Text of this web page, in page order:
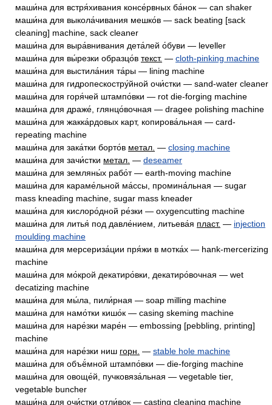
маши́на для встря́хивания консе́рвных ба́нок — can shaker
маши́на для выкола́чивания мешко́в — sack beating [sack
cleaning] machine, sack cleaner
маши́на для выра́внивания дета́лей о́буви — leveller
маши́на для вы́резки образцо́в текст. — cloth-pinking machine
маши́на для выстила́ния та́ры — lining machine
маши́на для гидропескостру́йной очи́стки — sand-water cleaner
маши́на для горя́чей штампо́вки — rot die-forging machine
маши́на для драже́, глянцо́вочная — dragee polishing machine
маши́на для жакка́рдовых карт, копирова́льная — card-
repeating machine
маши́на для зака́тки борто́в метал. — closing machine
маши́на для зачи́стки метал. — deseamer
маши́на для земляны́х рабо́т — earth-moving machine
маши́на для караме́льной ма́ссы, промина́льная — sugar
mass kneading machine, sugar mass kneader
маши́на для кислоро́дной ре́зки — oxygencutting machine
маши́на для литья́ под давле́нием, литьева́я пласт. — injection
moulding machine
маши́на для мерсериза́ции пря́жи в мотка́х — hank-mercerizing
machine
маши́на для мо́крой декатиро́вки, декатиро́вочная — wet
decatizing machine
маши́на для мы́ла, пили́рная — soap milling machine
маши́на для намо́тки кишо́к — casing skeming machine
маши́на для наре́зки маре́н — embossing [pebbling, printing]
machine
маши́на для наре́зки ниш горн. — stable hole machine
маши́на для объё́мной штампо́вки — die-forging machine
маши́на для овоще́й, пучковяза́льная — vegetable tier,
vegetable buncher
маши́на для очи́стки отли́вок — casting cleaning machine